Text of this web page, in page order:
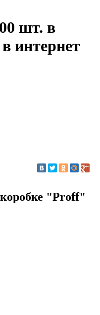
шт. в
интернет
"Proff"